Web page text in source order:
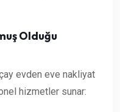
Olduğu
evden eve nakliyat
hizmetler sunar: